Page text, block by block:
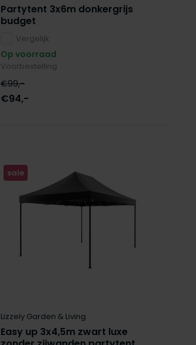
Partytent 3x6m donkergrijs
budget
Vergelijk
Op voorraad
Voorbestelling
€99,-
€94,-
sale
Lizzely Garden & Living
Easy up 3x4,5m zwart luxe